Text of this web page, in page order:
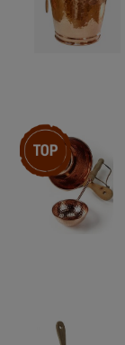
Artikelpaket